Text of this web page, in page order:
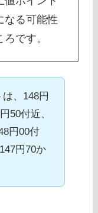
なる可能性
です。
、148円
50付近、
円00付
円70か